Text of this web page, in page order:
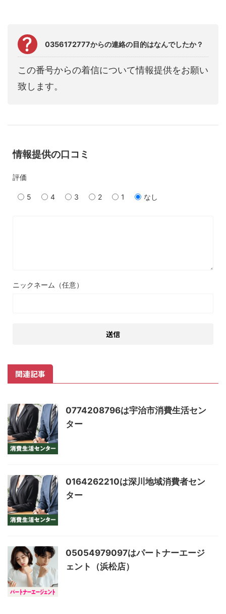
0356172777からの連絡の目的はなんでしたか？
この番号からの着信について情報提供をお願い
致します。
情報提供の口コミ
評価
5 4 3 2 1 なし
ニックネーム（任意）
関連記事
0774208796は宇治市消費生活セン
ター
0164262210は深川地域消費者セン
ター
05054979097はパートナーエージ
ェント（浜松店）